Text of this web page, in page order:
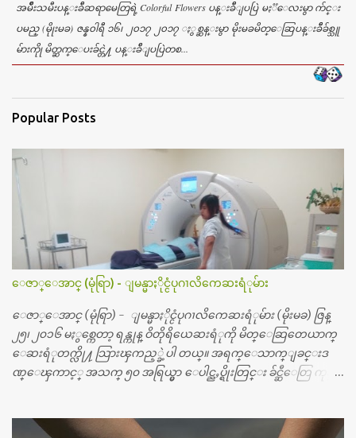
အမ်ဳိးသမီးပန္းခ်ီဆရာမေတြရဲ့ Colorful Flowers ပန္းခ်ီျပပြဲ မႏၱေလးမွာ က်င္း
ပမည္ (မိုုးမခ) ဇန္န၀ါရီ ၁၆၊ ၂၀၁၇ ၂၀၁၇ ႏွစ္ဆန္းမွာ မိုးမခမိတ္ေဆြပန္းခ်ီခ်စ္သူ
မ်ားကိုု မိတ္ဆက္ေပးခ်င္တဲ႔ ပန္းခ်ီျပပြဲတစ...
Popular Posts
ေဇာ္ေအာင္ (မုံရြာ) - ျမန္မာႏိုင္ငံပုဂၢလိကေဆးရံုမ်ား
ေဇာ္ေအာင္ (မုံရြာ) - ျမန္မာႏိုင္ငံပုဂၢလိကေဆးရံုမ်ား (မိုးမခ) ဇြန္
၂၅၊ ၂၀၁၆ မႏွစ္ကေတာ့ ရန္ကုန္ ဝိတိုရိယေဆးရံုကို မိတ္ေဆြတေယာက္
ေဆးရံုတက္လို႔ သြားၾကည့္ခဲ့ပါ တယ္။ အရက္ေသာက္ျခင္းဒ
ဏ္ေၾကာင့္ အသက္ ၅၀ အရြယ္မွာ ေပါင္ညႇပ္ရိုးတြင္း ခ်င္ဆီေတြ ကုန္ခ
စၿပီး၊ အာရွေတာ္ဝင္ခြဲစိတ္ခန္းကို ငွားရမ္းခြဲစိတ္ အရိုးအစားထိုးကုပါတ